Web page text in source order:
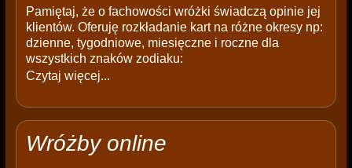
Pamiętaj, że o fachowości wróżki świadczą opinie jej
klientów. Oferuję rozkładanie kart na różne okresy np:
dzienne, tygodniowe, miesięczne i roczne dla
wszystkich znaków zodiaku:
Czytaj więcej...
Wróżby online